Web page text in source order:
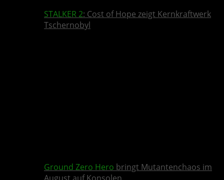
STALKER 2: Cost of Hope zeigt Kernkraftwerk
Tschernobyl
Ground Zero Hero bringt Mutantenchaos im